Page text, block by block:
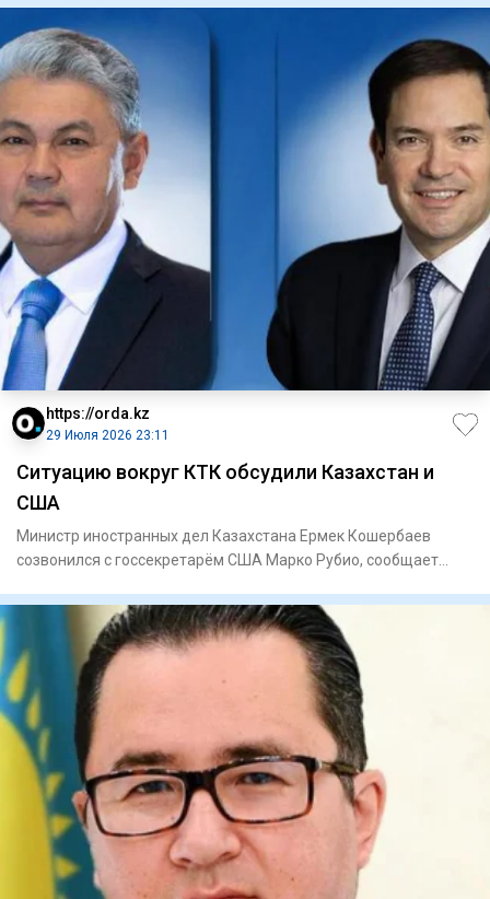
https://orda.kz
29 Июля 2026 23:11
Ситуацию вокруг КТК обсудили Казахстан и
США
Министр иностранных дел Казахстана Ермек Кошербаев
созвонился с госсекретарём США Марко Рубио, сообщает